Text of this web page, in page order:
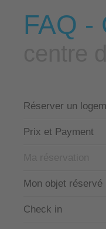
FAQ -
Réserver un
Prix et Payment
Mon objet réservé
Check in